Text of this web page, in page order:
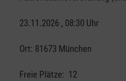
23.11.2026 , 08:30 Uhr
Ort: 81673 München
Freie Plätze: 12